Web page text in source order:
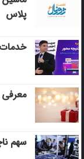
پلاس
معرفی
سهم